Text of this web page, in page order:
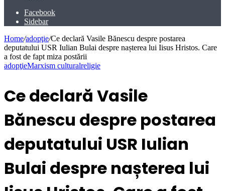
Facebook
Sidebar
Home/adopţie/Ce declară Vasile Bănescu despre postarea
deputatului USR Iulian Bulai despre nașterea lui Iisus Hristos. Care
a fost de fapt miza postării
adopţieMarxism culturalreligie
Ce declară Vasile
Bănescu despre postarea
deputatului USR Iulian
Bulai despre nașterea lui